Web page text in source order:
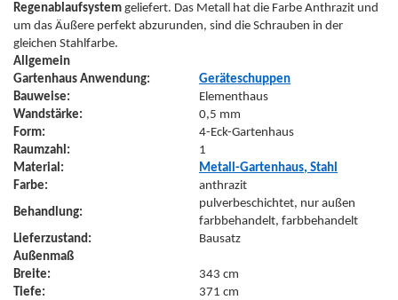
Regenablaufsystem geliefert. Das Metall hat die Farbe Anthrazit und
um das Äußere perfekt abzurunden, sind die Schrauben in der
gleichen Stahlfarbe.
Allgemein
Gartenhaus Anwendung:
Geräteschuppen
Bauweise:
Elementhaus
Wandstärke:
0,5 mm
Form:
4-Eck-Gartenhaus
Raumzahl:
1
Material:
Metall-Gartenhaus, Stahl
Farbe:
anthrazit
Behandlung:
pulverbeschichtet, nur außen
farbbehandelt, farbbehandelt
Lieferzustand:
Bausatz
Außenmaß
Breite:
343 cm
Tiefe:
371 cm